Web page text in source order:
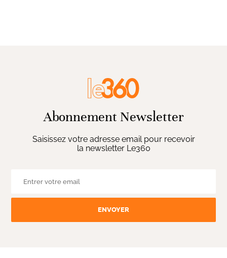
Abonnement Newsletter
Saisissez votre adresse email pour recevoir
la newsletter Le360
ENVOYER